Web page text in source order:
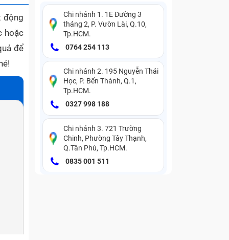
động
hoặc
để
Chi nhánh 1. 1E Đường 3
tháng 2, P. Vườn Lài, Q.10,
Tp.HCM.
0764 254 113
Chi nhánh 2. 195 Nguyễn Thái
Học, P. Bến Thành, Q.1,
Tp.HCM.
0327 998 188
Chi nhánh 3. 721 Trường
Chinh, Phường Tây Thạnh,
Q.Tân Phú, Tp.HCM.
0835 001 511